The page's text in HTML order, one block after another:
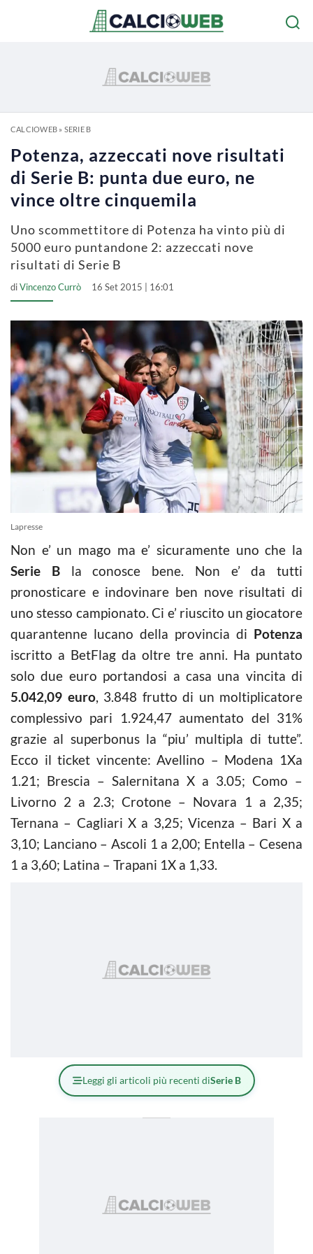
CALCIOWEB» SERIE B
Potenza, azzeccati nove risultati
di Serie B: punta due euro, ne
vince oltre cinquemila
Uno scommettitore di Potenza ha vinto più di
5000 euro puntandone 2: azzeccati nove
risultati di Serie B
diVincenzo Currò 16 Set 2015 | 16:01
Lapresse
Non e’ un mago ma e’ sicuramente uno che la
Serie Bla conosce bene. Non e’ da tutti
pronosticare e indovinare ben nove risultati di
uno stesso campionato. Ci e’ riuscito un giocatore
quarantenne lucano della provincia di Potenza
iscritto a BetFlag da oltre tre anni. Ha puntato
solo due euro portandosi a casa una vincita di
5.042,09 euro, 3.848 frutto di un moltiplicatore
complessivo pari 1.924,47 aumentato del 31%
grazie al superbonus la “piu’ multipla di tutte”.
Ecco il ticket vincente: Avellino – Modena 1Xa
1.21; Brescia – Salernitana X a 3.05; Como –
Livorno 2 a 2.3; Crotone – Novara 1 a 2,35;
Ternana – Cagliari X a 3,25; Vicenza – Bari X a
3,10; Lanciano – Ascoli 1 a 2,00; Entella – Cesena
1 a 3,60; Latina – Trapani 1X a 1,33.
Leggi gli articoli più recenti diSerie B